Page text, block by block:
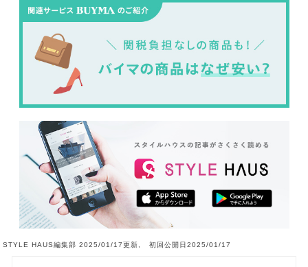
STYLE HAUS編集部 2025/01/17更新, 初回公開日2025/01/17